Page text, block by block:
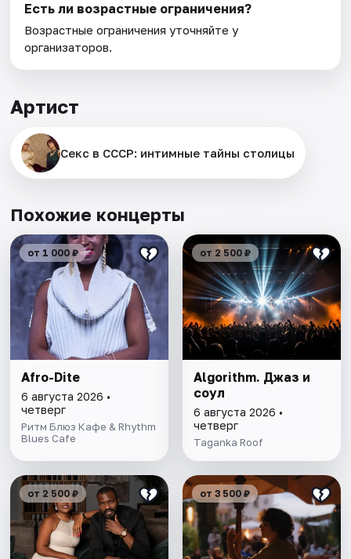
Есть ли возрастные ограничения?
Возрастные ограничения уточняйте у
организаторов.
Артист
Секс в СССР: интимные тайны столицы
Похожие концерты
от 1 000 ₽
Afro-Dite
6 августа 2026 •
четверг
Ритм Блюз Кафе & Rhythm
Blues Cafe
от 2 500 ₽
Algorithm. Джаз и
соул
6 августа 2026 •
четверг
Taganka Roof
от 2 500 ₽ от 3 500 ₽